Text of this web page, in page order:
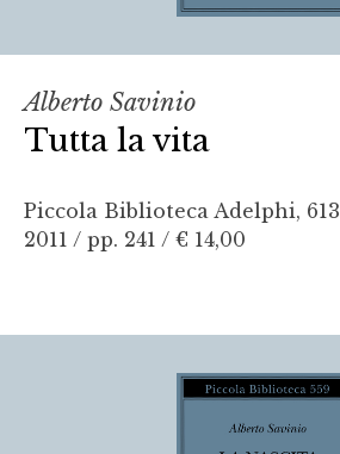
Alberto Savinio
Tutta la vita
Piccola Biblioteca Adelphi, 613
2011 / pp. 241 / € 14,00